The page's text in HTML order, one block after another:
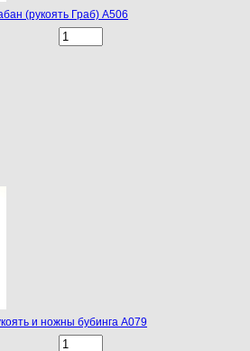
(рукоять Граб) A506
и ножны бубинга A079